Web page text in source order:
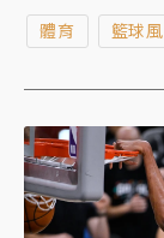
「幽靈代言」
體育 籃球